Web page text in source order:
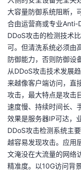
学
堂
我
的
课
程
我
的
认
证
我
的
实
我
的
持
我
的
技
术
支
持
我
的
云
声
建
大容量防御系统阻断，
合由运营商或专业Anti-
DDoS攻击的检测技术
可。但清洗系统必须由
防御能力，否则防御设
从DDoS攻击技术发展
来越像客户端访问，直
攻击，最大特点是攻击
速度慢、持续时间长、
效果是服务器IP可达，
DDoS攻击检测系统主
越容易发现攻击。应用
文淹没在大流量的网络
精准度。以10G访问背